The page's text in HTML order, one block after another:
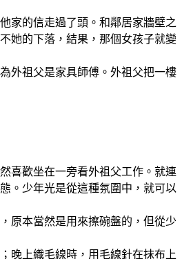
家的信走過了頭。和鄰居家牆壁之
她的下落，結果，那個女孩子就變
外祖父是家具師傅。外祖父把一樓
喜歡坐在一旁看外祖父工作。就連
。少年光是從這種氛圍中，就可以
原本當然是用來擦碗盤的，但從少
晚上織毛線時，用毛線針在抹布上